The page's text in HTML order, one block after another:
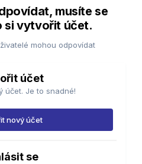
musíte se
si vytvořit účet.
mohou odpovídat
účet
účet. Je to snadné!
nový účet
se